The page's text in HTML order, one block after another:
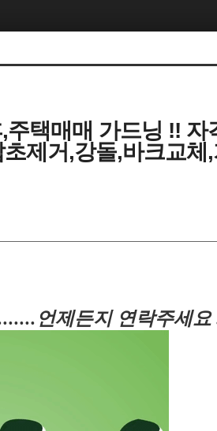
택매매 가드닝 !! 자
제거,강돌,바크교체,
...언제든지 연락주세요